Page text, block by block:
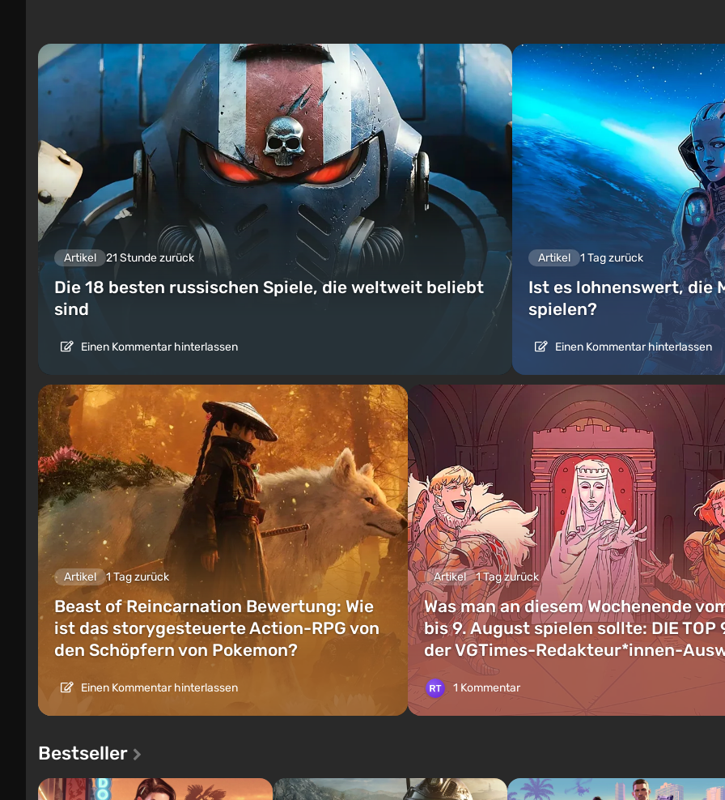
Artikel 21 Stunde zurück
Die 18 besten russischen Spiele, die weltweit beliebt
sind
Einen Kommentar hinterlassen
Artikel 1 Tag zurück
Ist es lohnenswert, die
spielen?
Einen Kommentar hinterlassen
Artikel 1 Tag zurück
Beast of Reincarnation Bewertung: Wie
ist das storygesteuerte Action-RPG von
den Schöpfern von Pokemon?
Einen Kommentar hinterlassen
Artikel 1 Tag zurück
Was man an diesem Wochenende
bis 9. August spielen sollte: DIE TOP
der VGTimes-Redakteur*innen-
1 Kommentar
Bestseller